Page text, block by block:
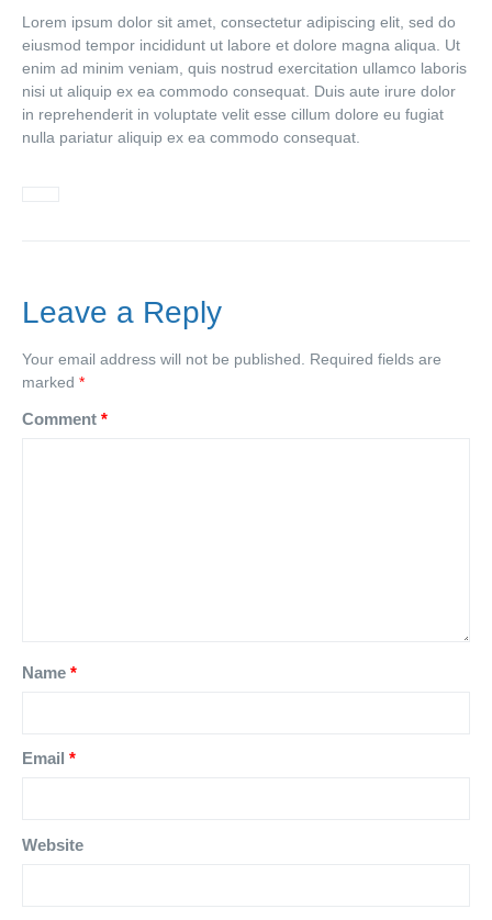
Lorem ipsum dolor sit amet, consectetur adipiscing elit, sed do
eiusmod tempor incididunt ut labore et dolore magna aliqua. Ut
enim ad minim veniam, quis nostrud exercitation ullamco laboris
nisi ut aliquip ex ea commodo consequat. Duis aute irure dolor
in reprehenderit in voluptate velit esse cillum dolore eu fugiat
nulla pariatur aliquip ex ea commodo consequat.
Leave a Reply
Your email address will not be published. Required fields are
marked *
Comment *
Name *
Email *
Website